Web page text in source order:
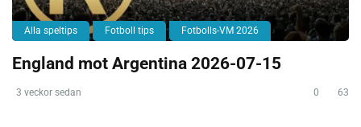
Alla speltips Fotboll tips Fotbolls-VM 2026
England mot Argentina 2026-07-15
3 veckor sedan 0 63